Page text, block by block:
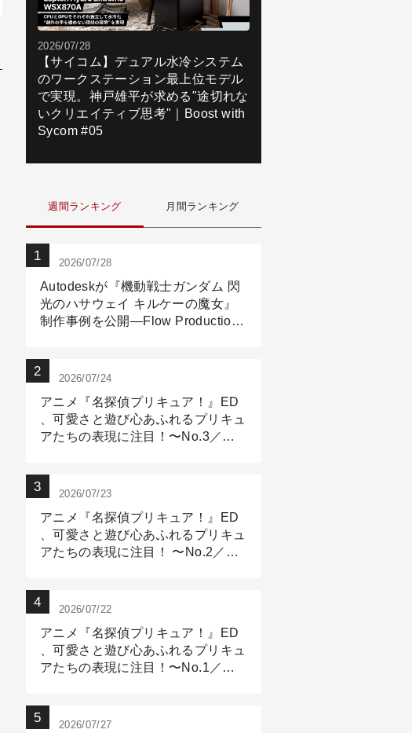
2026/07/28
【サイコム】デュアル水冷システム
のワークステーション最上位モデル
で実現。神戸雄平が求める"途切れな
いクリエイティブ思考"｜Boost with
Sycom #05
週間ランキング 月間ランキング
2026/07/28
Autodeskが『機動戦士ガンダム 閃
光のハサウェイ キルケーの魔女』
制作事例を公開―Flow Production
2026/07/24
アニメ『名探偵プリキュア！』ED
、可愛さと遊び心あふれるプリキュ
アたちの表現に注目！〜No.3／ア
2026/07/23
アニメ『名探偵プリキュア！』ED
、可愛さと遊び心あふれるプリキュ
アたちの表現に注目！ 〜No.2／モ
2026/07/22
アニメ『名探偵プリキュア！』ED
、可愛さと遊び心あふれるプリキュ
アたちの表現に注目！〜No.1／演
2026/07/27